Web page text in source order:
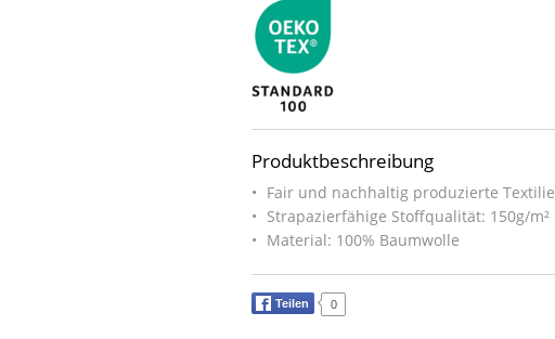
Produktbeschreibung
Fair und nachhaltig produzierte Textilie
Strapazierfähige Stoffqualität: 150g/m²
Material: 100% Baumwolle
Teilen 0